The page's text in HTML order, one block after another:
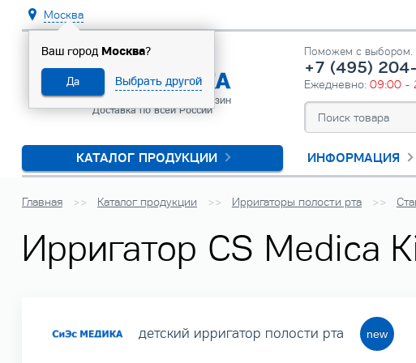
Москва
Ваш город Москва?
Да Выбрать другой
Официальный интернет-магазин
Доставка по всей России
Поможем с выбором.
+7 (495)
Ежедневно:09:00 -
КАТАЛОГ ПРОДУКЦИИ ИНФОРМАЦИЯ
Главная Каталог продукции Ирригаторы полости рта
Ирригатор CS Medica
детский ирригатор полости рта